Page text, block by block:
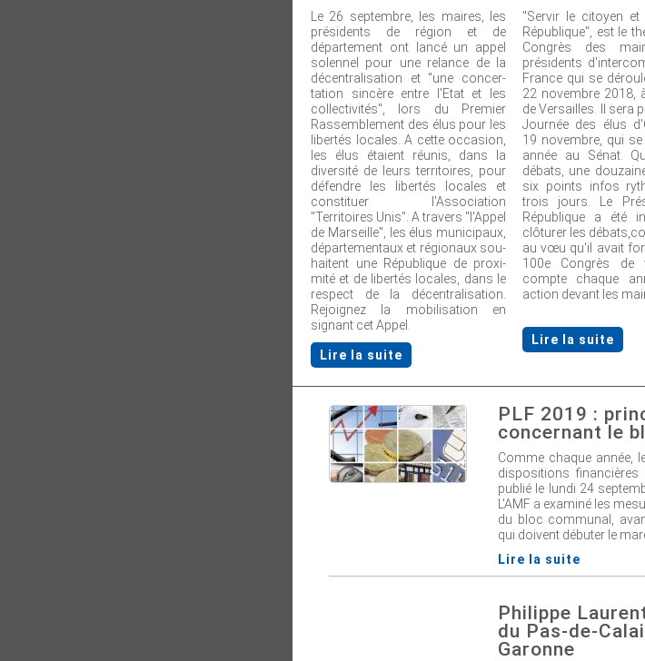
Le 26 septembre, les maires, les
présidents de région et de
département ont lancé un appel
solennel pour une relance de la
décentralisation et "une concer-
tation sincère entre l'Etat et les
collectivités", lors du Premier
Rassemblement des élus pour les
libertés locales. A cette occasion,
les élus étaient réunis, dans la
diversité de leurs territoires, pour
défendre les libertés locales et
constituer l'Association
"Territoires Unis". A travers "l'Appel
de Marseille", les élus municipaux,
départementaux et régionaux sou-
haitent une République de proxi-
mité et de libertés locales, dans le
respect de la décentralisation.
Rejoignez la mobilisation en
signant cet Appel.
Lire la suite
"Servir le citoyen
République", est le
Congrès des
présidents
France qui se
22 novembre 2018,
de Versailles. Il sera
Journée des élus
19 novembre, qui
année au Sénat.
débats, une
six points infos
trois jours. Le
République a été
clôturer les
au vœu qu'il avait
100e Congrès de
compte chaque
action devant les
Lire la suite
PLF 2019 :
concernant le
Comme chaque année,
dispositions
publié le lundi 24
L'AMF a examiné les
du bloc communal,
qui doivent débuter le
Lire la suite
Philippe
du Pas-de-
Garonne